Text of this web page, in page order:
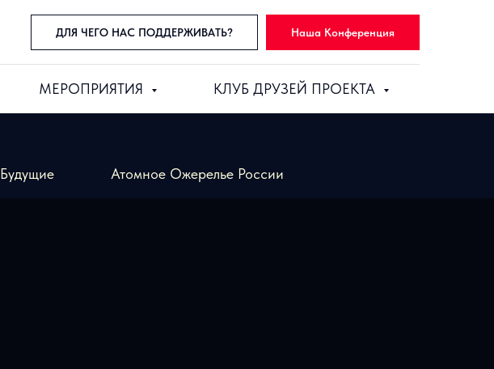
ДЛЯ ЧЕГО НАС ПОДДЕРЖИВАТЬ? Наша Конференция
МЕРОПРИЯТИЯ КЛУБ ДРУЗЕЙ ПРОЕКТА
Будущие Атомное Ожерелье России